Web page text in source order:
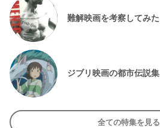
難解映画を考察してみた
ジブリ映画の都市伝説集
全ての特集を見る